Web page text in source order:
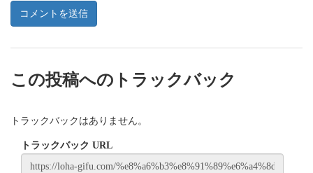
この投稿へのトラックバック
トラックバックはありません。
トラックバック URL